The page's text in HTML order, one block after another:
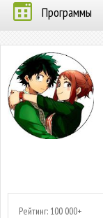
Программы
Рейтинг: 100 000+